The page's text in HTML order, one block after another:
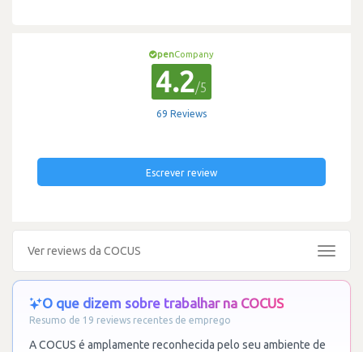
penCompany
4.2/5
69 Reviews
Escrever review
Ver reviews da COCUS
Toggle
O que dizem sobre trabalhar na COCUS
Resumo de 19 reviews recentes de emprego
A COCUS é amplamente reconhecida pelo seu ambiente de